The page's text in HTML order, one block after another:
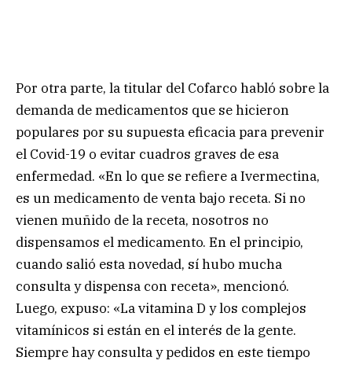
Por otra parte, la titular del Cofarco habló sobre la
demanda de medicamentos que se hicieron
populares por su supuesta eficacia para prevenir
el Covid-19 o evitar cuadros graves de esa
enfermedad. «En lo que se refiere a Ivermectina,
es un medicamento de venta bajo receta. Si no
vienen muñido de la receta, nosotros no
dispensamos el medicamento. En el principio,
cuando salió esta novedad, sí hubo mucha
consulta y dispensa con receta», mencionó.
Luego, expuso: «La vitamina D y los complejos
vitamínicos si están en el interés de la gente.
Siempre hay consulta y pedidos en este tiempo